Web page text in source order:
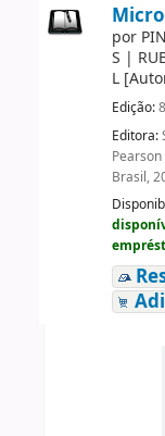
por
S |
L
Edição:
Editora:
Brasil,